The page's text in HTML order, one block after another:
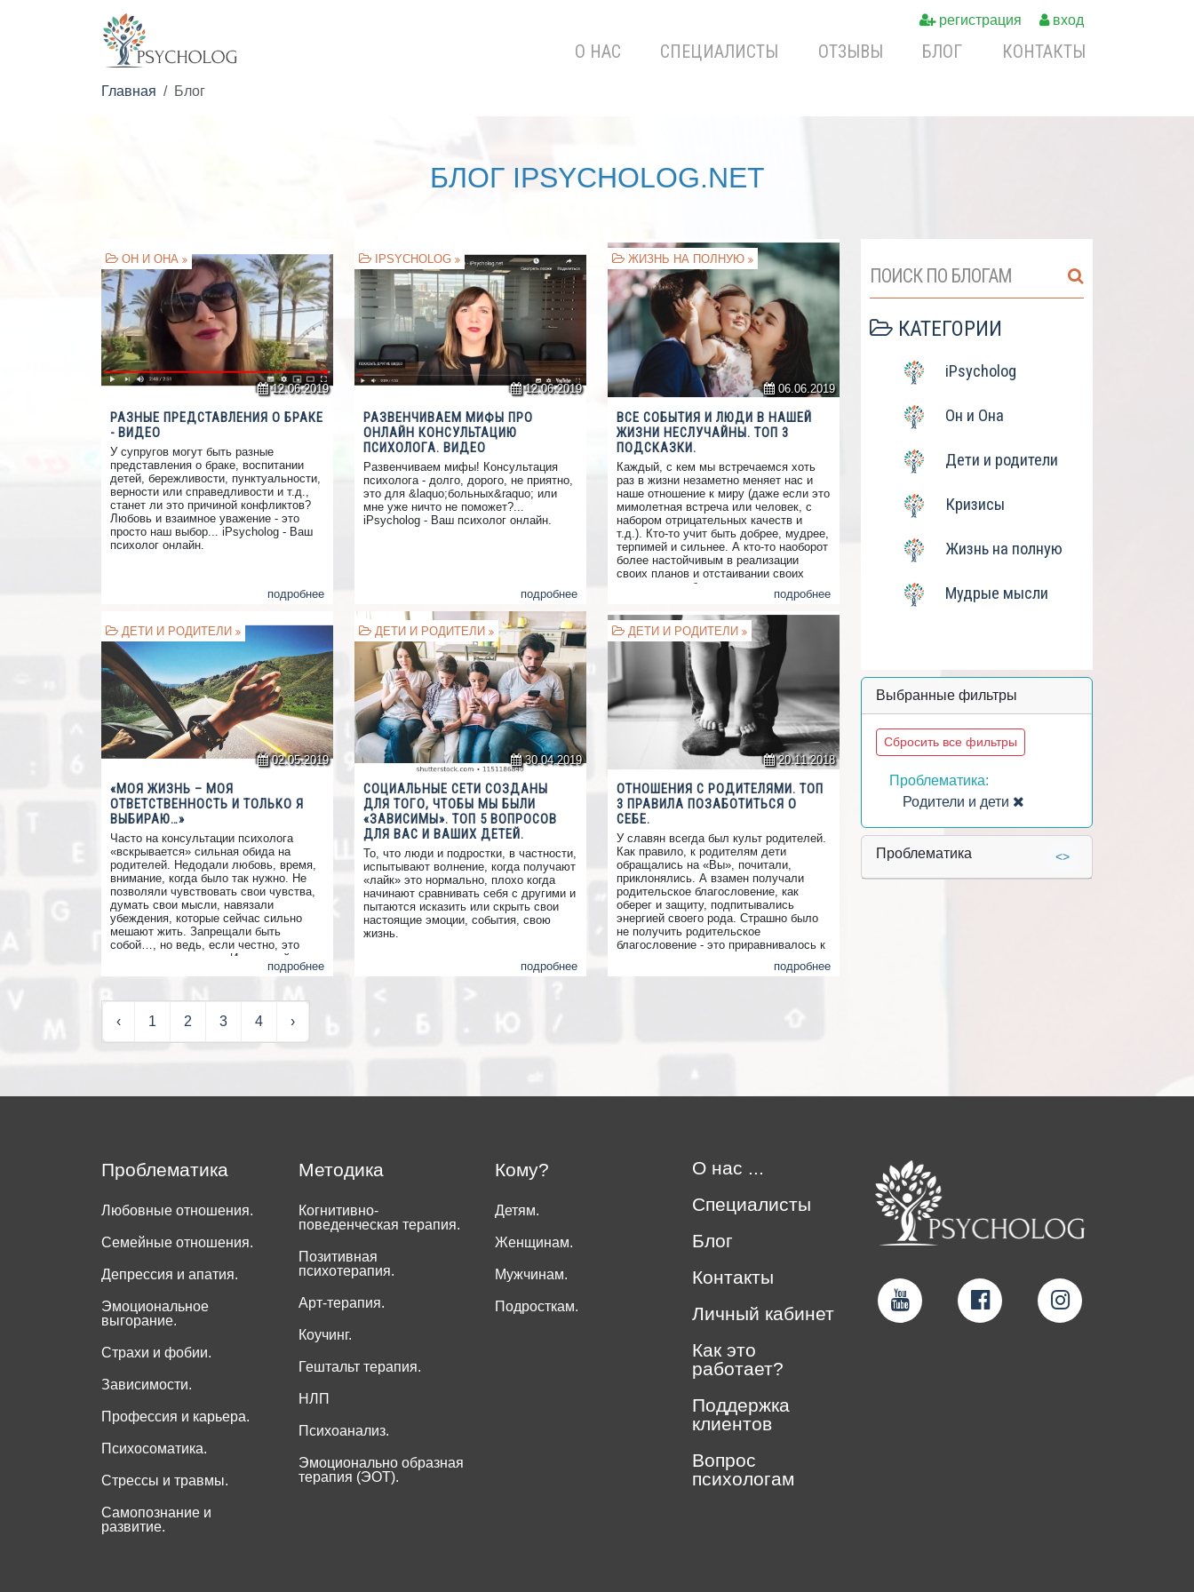
регистрация вход
О НАС СПЕЦИАЛИСТЫ ОТЗЫВЫ БЛОГ КОНТАКТЫ
Главная Блог
БЛОГ IPSYCHOLOG.NET
ПОИСК ПО БЛОГАМ
КАТЕГОРИИ
iPsycholog
Он и Она
Дети и родители
Кризисы
Жизнь на полную
Мудрые мысли
Выбранные фильтры
Сбросить все фильтры
Проблематика:
Родители и дети
Проблематика <>
ОН И ОНА
12.06.2019
РАЗНЫЕ ПРЕДСТАВЛЕНИЯ О БРАКЕ
- ВИДЕО
У супругов могут быть разные
представления о браке, воспитании
детей, бережливости, пунктуальности,
верности или справедливости и т.д.,
станет ли это причиной конфликтов?
Любовь и взаимное уважение - это
просто наш выбор... iPsycholog - Ваш
психолог онлайн.
подробнее
IPSYCHOLOG
12.06.2019
РАЗВЕНЧИВАЕМ МИФЫ ПРО
ОНЛАЙН КОНСУЛЬТАЦИЮ
ПСИХОЛОГА. ВИДЕО
Развенчиваем мифы! Консультация
психолога - долго, дорого, не приятно,
это для &laquo;больных&raquo; или
мне уже ничто не поможет?...
iPsycholog - Ваш психолог онлайн.
подробнее
ЖИЗНЬ НА ПОЛНУЮ
06.06.2019
ВСЕ СОБЫТИЯ И ЛЮДИ В НАШЕЙ
ЖИЗНИ НЕСЛУЧАЙНЫ. ТОП 3
ПОДСКАЗКИ.
Каждый, с кем мы встречаемся хоть
раз в жизни незаметно меняет нас и
наше отношение к миру (даже если это
мимолетная встреча или человек, с
набором отрицательных качеств и
т.д.). Кто-то учит быть добрее, мудрее,
терпимей и сильнее. А кто-то наоборот
более настойчивым в реализации
своих планов и отстаивании своих
интересов, соблюдении своих границ
или границ других людей и т.д.
Говорят, супруги и дети - наши
кармические учителя. Как Вам такая
мысль?
подробнее
ДЕТИ И РОДИТЕЛИ
02.05.2019
«МОЯ ЖИЗНЬ – МОЯ
ОТВЕТСТВЕННОСТЬ И ТОЛЬКО Я
ВЫБИРАЮ…»
Часто на консультации психолога
«вскрывается» сильная обида на
родителей. Недодали любовь, время,
внимание, когда было так нужно. Не
позволяли чувствовать свои чувства,
думать свои мысли, навязали
убеждения, которые сейчас сильно
мешают жить. Запрещали быть
собой…, но ведь, если честно, это
время давно прошло. И если сейчас
задать себя вопрос, а кто теперь
Ответ будет очевиден – я сам/сама.
подробнее
ДЕТИ И РОДИТЕЛИ
30.04.2019
СОЦИАЛЬНЫЕ СЕТИ СОЗДАНЫ
ДЛЯ ТОГО, ЧТОБЫ МЫ БЫЛИ
«ЗАВИСИМЫ». ТОП 5 ВОПРОСОВ
ДЛЯ ВАС И ВАШИХ ДЕТЕЙ.
То, что люди и подростки, в частности,
испытывают волнение, когда получают
«лайк» это нормально, плохо когда
начинают сравнивать себя с другими и
пытаются исказить или скрыть свои
настоящие эмоции, события, свою
жизнь.
подробнее
ДЕТИ И РОДИТЕЛИ
20.11.2018
ОТНОШЕНИЯ С РОДИТЕЛЯМИ. ТОП
3 ПРАВИЛА ПОЗАБОТИТЬСЯ О
СЕБЕ.
У славян всегда был культ родителей.
Как правило, к родителям дети
обращались на «Вы», почитали,
приклонялись. А взамен получали
родительское благословение, как
оберег и защиту, подпитывались
энергией своего рода. Страшно было
не получить родительское
благословение - это приравнивалось к
подробнее
‹ 1 2 3 4 ›
Проблематика
Любовные отношения.
Семейные отношения.
Депрессия и апатия.
Эмоциональное
выгорание.
Страхи и фобии.
Зависимости.
Профессия и карьера.
Психосоматика.
Стрессы и травмы.
Самопознание и
развитие.
Методика
Когнитивно-
поведенческая терапия.
Позитивная
психотерапия.
Арт-терапия.
Коучинг.
Гештальт терапия.
НЛП
Психоанализ.
Эмоционально образная
терапия (ЭОТ).
Кому?
Детям.
Женщинам.
Мужчинам.
Подросткам.
О нас ...
Специалисты
Блог
Контакты
Личный кабинет
Как это
работает?
Поддержка
клиентов
Вопрос
психологам